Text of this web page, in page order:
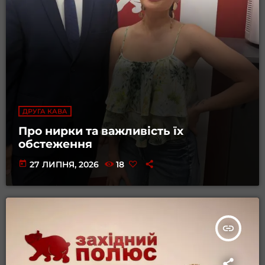
ДРУГА КАВА
Про нирки та важливість їх
обстеження
today 27 ЛИПНЯ, 2026 18
insert_link